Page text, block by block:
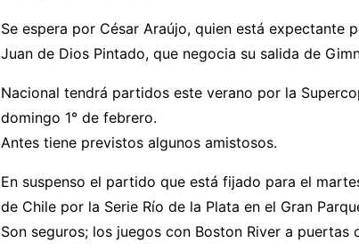
Se espera por César Araújo, quien está expectante
Juan de Dios Pintado, que negocia su salida de
Nacional tendrá partidos este verano por la
domingo 1° de febrero.
Antes tiene previstos algunos amistosos.
En suspenso el partido que está fijado para el
de Chile por la Serie Río de la Plata en el Gran
Son seguros; los juegos con Boston River a